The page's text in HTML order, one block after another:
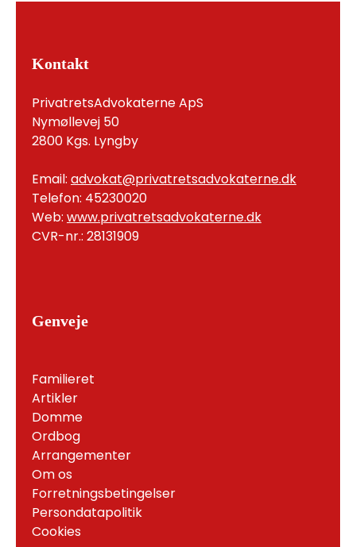
Kontakt
PrivatretsAdvokaterne ApS
Nymøllevej 50
2800 Kgs. Lyngby
Email: advokat@privatretsadvokaterne.dk
Telefon: 45230020
Web: www.privatretsadvokaterne.dk
CVR-nr.: 28131909
Genveje
Familieret
Artikler
Domme
Ordbog
Arrangementer
Om os
Forretningsbetingelser
Persondatapolitik
Cookies